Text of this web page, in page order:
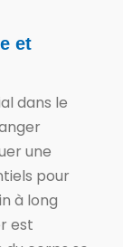
et
dans le
une
pour
à long
est